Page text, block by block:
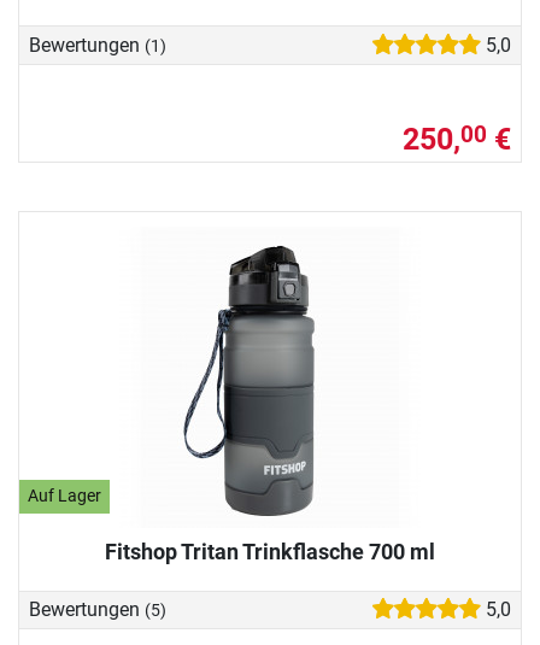
Bewertungen (1) 5,0
250,00 €
Auf Lager
Fitshop Tritan Trinkflasche 700 ml
Bewertungen (5) 5,0